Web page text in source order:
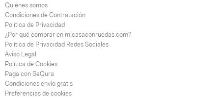
Quiénes somos
Condiciones de Contratación
Política de Privacidad
¿Por qué comprar en micasaconruedas.com?
Política de Privacidad Redes Sociales
Aviso Legal
Política de Cookies
Paga con SeQura
Condiciones envío gratis
Preferencias de cookies